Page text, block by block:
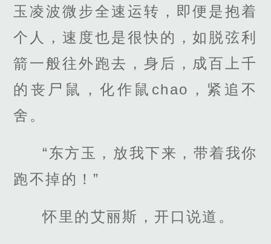
玉凌波微步全速运转，即便是抱着
个人，速度也是很快的，如脱弦利
箭一般往外跑去，身后，成百上千
的丧尸鼠，化作鼠chao，紧追不
舍。
“东方玉，放我下来，带着我你
跑不掉的！”
怀里的艾丽斯，开口说道。